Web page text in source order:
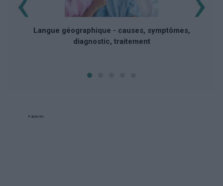
Langue géographique - causes, symptômes,
diagnostic, traitement
Publicité: